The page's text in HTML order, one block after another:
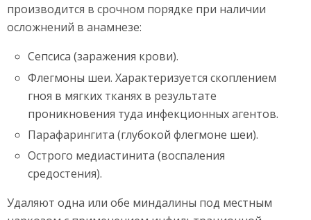
производится в срочном порядке при наличии
осложнений в анамнезе:
Сепсиса (заражения крови).
Флегмоны шеи. Характеризуется скоплением
гноя в мягких тканях в результате
проникновения туда инфекционных агентов.
Парафарингита (глубокой флегмоне шеи).
Острого медиастинита (воспаления
средостения).
Удаляют одна или обе миндалины под местным